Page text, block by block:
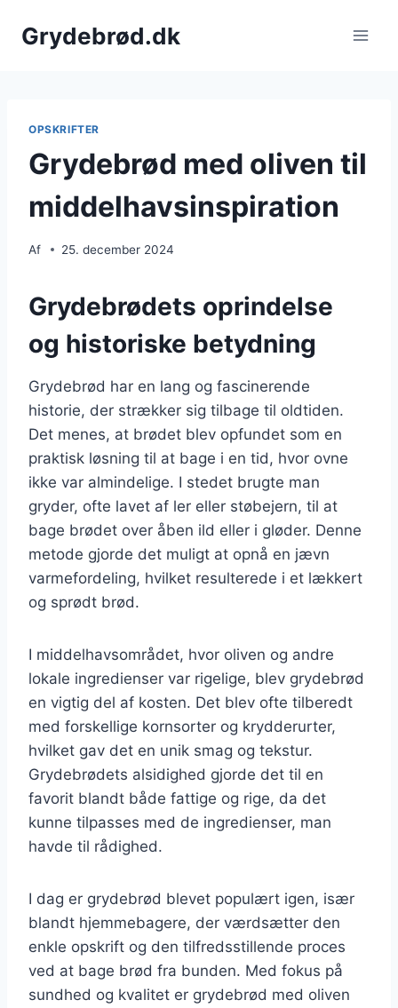
Grydebrød.dk
OPSKRIFTER
Grydebrød med oliven til
middelhavsinspiration
Af 25. december 2024
Grydebrødets oprindelse
og historiske betydning
Grydebrød har en lang og fascinerende
historie, der strækker sig tilbage til oldtiden.
Det menes, at brødet blev opfundet som en
praktisk løsning til at bage i en tid, hvor ovne
ikke var almindelige. I stedet brugte man
gryder, ofte lavet af ler eller støbejern, til at
bage brødet over åben ild eller i gløder. Denne
metode gjorde det muligt at opnå en jævn
varmefordeling, hvilket resulterede i et lækkert
og sprødt brød.
I middelhavsområdet, hvor oliven og andre
lokale ingredienser var rigelige, blev grydebrød
en vigtig del af kosten. Det blev ofte tilberedt
med forskellige kornsorter og krydderurter,
hvilket gav det en unik smag og tekstur.
Grydebrødets alsidighed gjorde det til en
favorit blandt både fattige og rige, da det
kunne tilpasses med de ingredienser, man
havde til rådighed.
I dag er grydebrød blevet populært igen, især
blandt hjemmebagere, der værdsætter den
enkle opskrift og den tilfredsstillende proces
ved at bage brød fra bunden. Med fokus på
sundhed og kvalitet er grydebrød med oliven